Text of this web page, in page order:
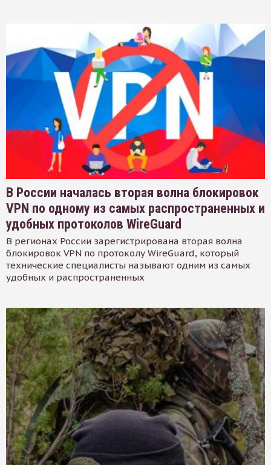
В России началась вторая волна блокировок
VPN по одному из самых распространенных и
удобных протоколов WireGuard
В регионах России зарегистрирована вторая волна
блокировок VPN по протоколу WireGuard, который
технические специалисты называют одним из самых
удобных и распространенных